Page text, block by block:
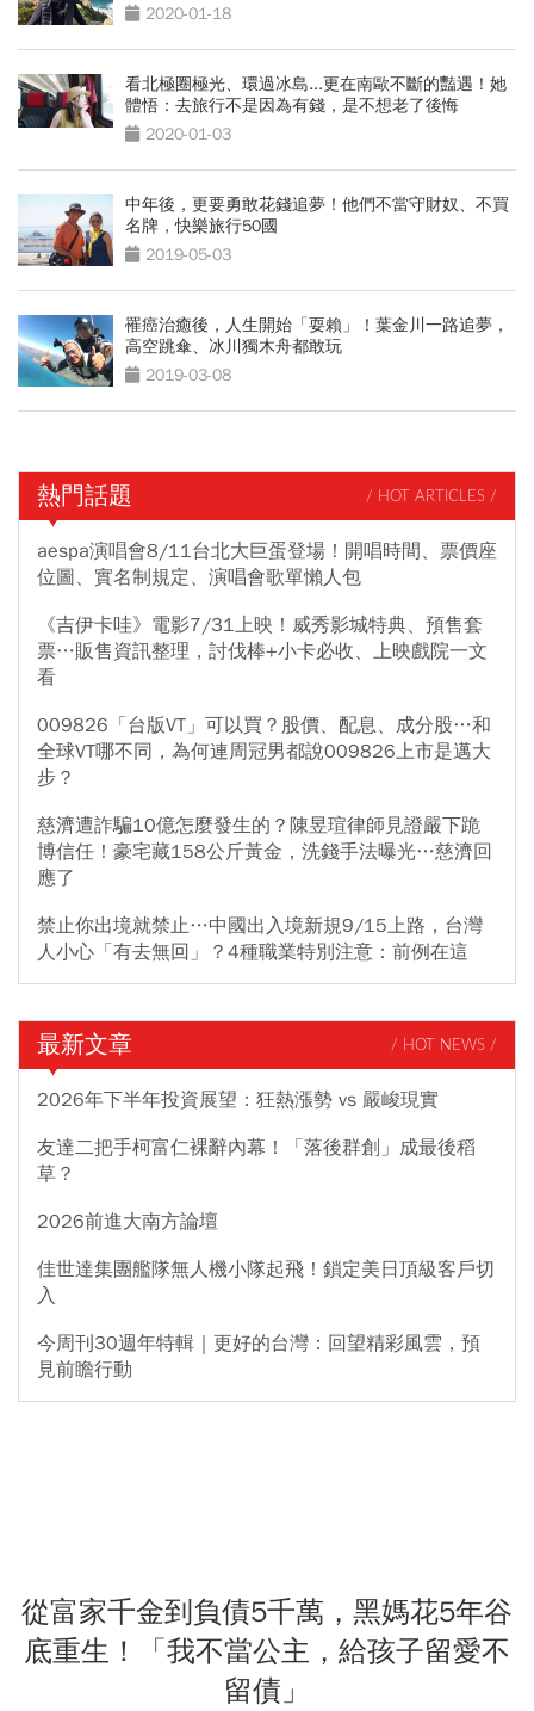
2020-01-18
看北極圈極光、環過冰島...更在南歐不斷的豔遇！她
體悟：去旅行不是因為有錢，是不想老了後悔
2020-01-03
中年後，更要勇敢花錢追夢！他們不當守財奴、不買
名牌，快樂旅行50國
2019-05-03
罹癌治癒後，人生開始「耍賴」！葉金川一路追夢，
高空跳傘、冰川獨木舟都敢玩
2019-03-08
熱門話題 / HOT ARTICLES /
aespa演唱會8/11台北大巨蛋登場！開唱時間、票價座
位圖、實名制規定、演唱會歌單懶人包
《吉伊卡哇》電影7/31上映！威秀影城特典、預售套
票…販售資訊整理，討伐棒+小卡必收、上映戲院一文
看
009826「台版VT」可以買？股價、配息、成分股…和
全球VT哪不同，為何連周冠男都說009826上市是邁大
步？
慈濟遭詐騙10億怎麼發生的？陳昱瑄律師見證嚴下跪
博信任！豪宅藏158公斤黃金，洗錢手法曝光…慈濟回
應了
禁止你出境就禁止…中國出入境新規9/15上路，台灣
人小心「有去無回」？4種職業特別注意：前例在這
最新文章 / HOT NEWS /
2026年下半年投資展望：狂熱漲勢 vs 嚴峻現實
友達二把手柯富仁裸辭內幕！「落後群創」成最後稻
草？
2026前進大南方論壇
佳世達集團艦隊無人機小隊起飛！鎖定美日頂級客戶切
入
今周刊30週年特輯｜更好的台灣：回望精彩風雲，預
見前瞻行動
從富家千金到負債5千萬，黑媽花5年谷
底重生！「我不當公主，給孩子留愛不
留債」